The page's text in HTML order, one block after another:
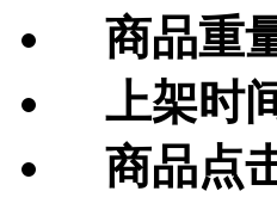
商品重
上架时
商品点